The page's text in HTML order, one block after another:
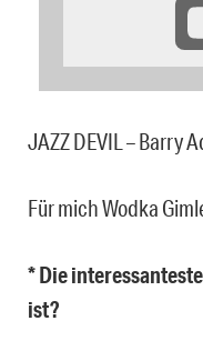
JAZZ DEVIL – Barry
Für mich Wodka
* Die
ist?